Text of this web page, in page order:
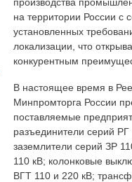
на территории России с
установленных
локализации, что
конкурентным
В настоящее время в
Минпромторга России
поставляемые
разъединители серий
заземлители серий ЗР
110 кВ; колонковые
ВГТ 110 и 220 кВ;